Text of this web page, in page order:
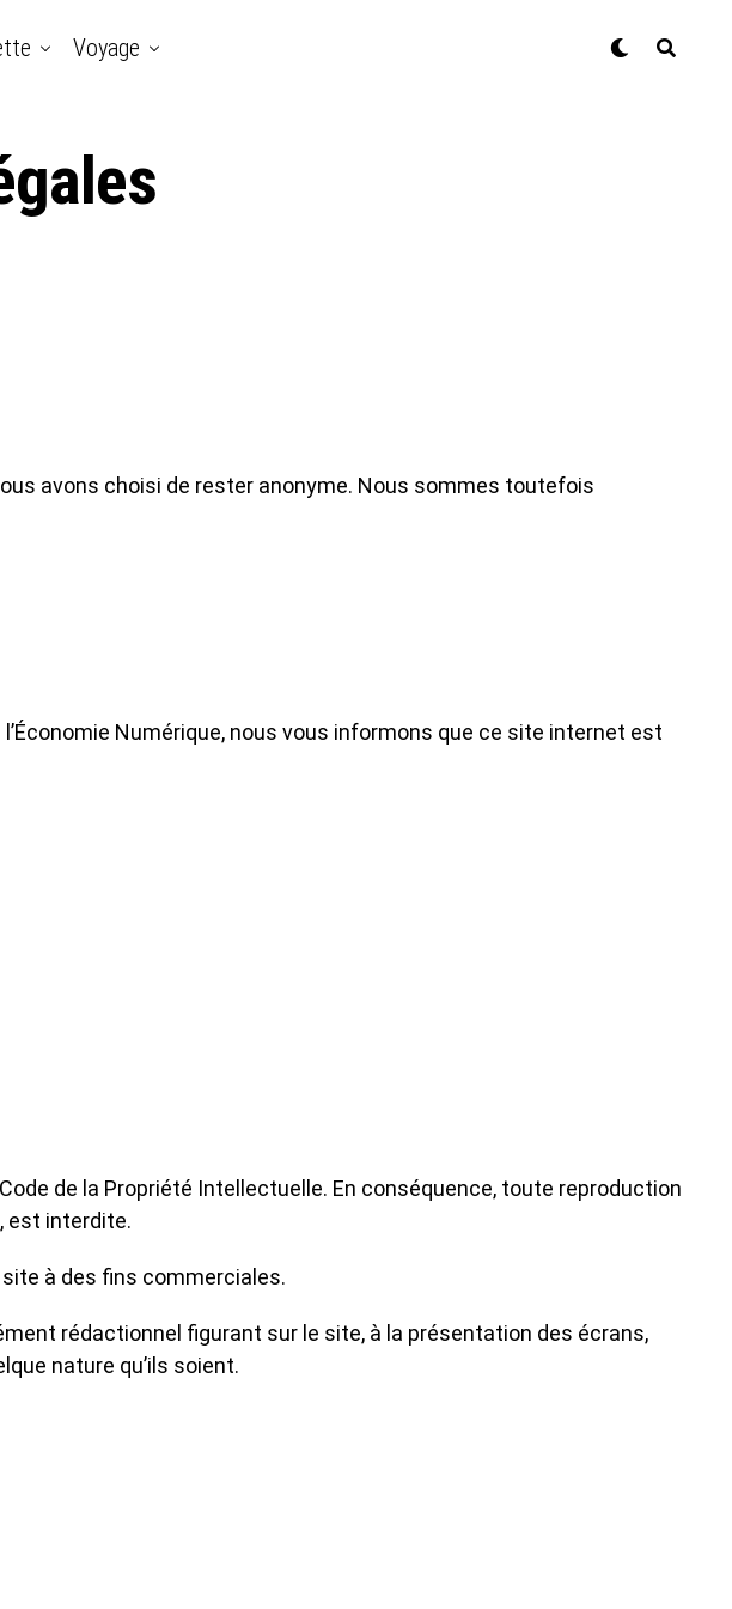
Voyage
avons choisi de rester anonyme. Nous sommes toutefois
Numérique, nous vous informons que ce site internet est
de la Propriété Intellectuelle. En conséquence, toute reproduction
est interdite.
à des fins commerciales.
rédactionnel figurant sur le site, à la présentation des écrans,
nature qu’ils soient.